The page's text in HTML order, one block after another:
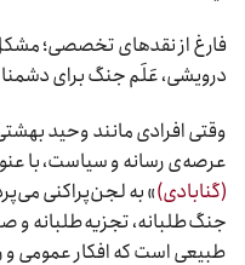
فارغ از نقدهای تخصصی؛
درویشی، عَلَم جنگ برای
وقتی افرادی مانند وحید
عرصه‌ی رسانه و سیاست، با
(گنابادی)» به لجن‌پراکنی
جنگ‌طلبانه، تجزیه‌طلبانه و
طبیعی است که افکار عمومی و